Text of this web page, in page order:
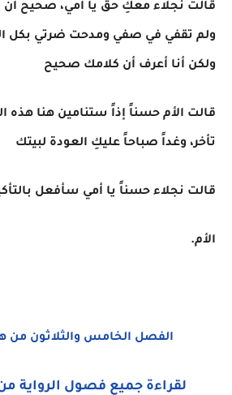
قالت نجلاء معكِ حق يا أمي، صحيح أن
ولم تقفي في صفي ومدحت ضرتي بكل
ولكن أنا أعرف أن كلامك صحيح
قالت الأم حسناً إذاً ستنامين هنا هذه
تأخر، وغداً صباحاً عليكِ العودة لبيتك
قالت نجلاء حسناً يا أمي سأفعل
الأم.
الفصل الخامس والثلاثون من
لقراءة جميع فصول الرواية